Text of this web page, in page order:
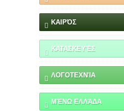
ΚΑΙΡΌΣ
ΚΑΤΑΣΚΕΥΈΣ
ΛΟΓΟΤΕΧΝΊΑ
ΜΈΝΩ ΕΛΛΆΔΑ